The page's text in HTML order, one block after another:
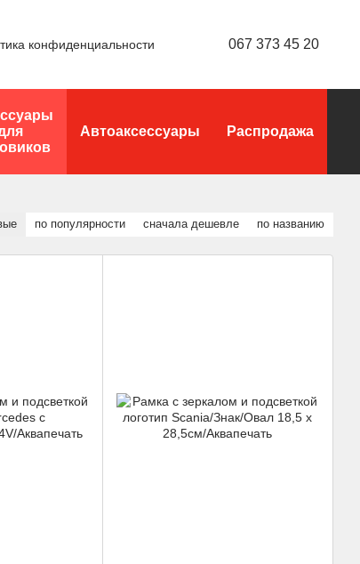
конфиденциальности 067 373 45 20
Автоаксессуары Распродажа
по популярности сначала дешевле по названию